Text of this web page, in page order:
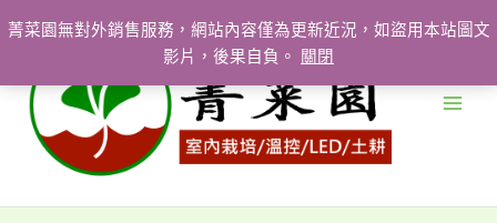
菁菜園無對外銷售服務，網站內容僅為更新近況，如盜用本站圖文
影片，後果自負。
關閉
至
要